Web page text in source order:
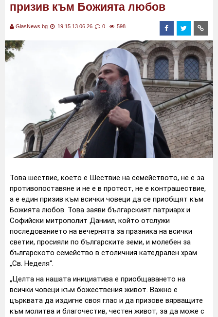
призив към Божията любов
GlasNews.bg 19:15 13.06.26 0 598
Това шествие, което е Шествие на семейството, не е за
противопоставяне и не е в протест, не е контрашествие,
а е един призив към всички човеци да се приобщят към
Божията любов. Това заяви българският патриарх и
Софийски митрополит Даниил, който отслужи
последованието на вечернята за празника на всички
светии, просияли по българските земи, и молебен за
българското семейство в столичния катедрален храм
„Св. Неделя“.
„Целта на нашата инициатива е приобщаването на
всички човеци към божествения живот. Важно е
църквата да издигне своя глас и да призове вярващите
към молитва и благочестив, честен живот, за да може с